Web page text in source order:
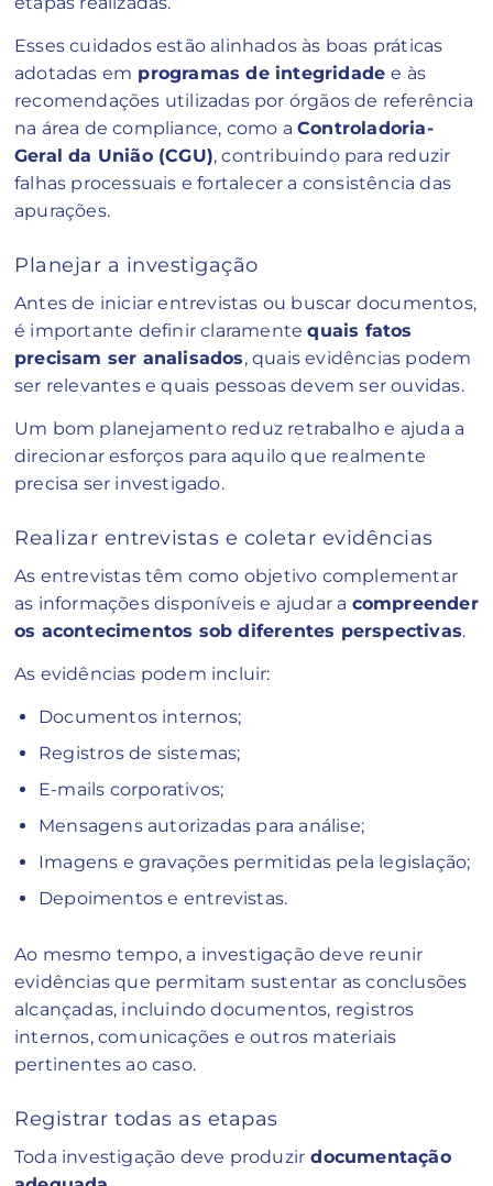
Esses cuidados estão alinhados às boas práticas
adotadas em programas de integridadee às
recomendações utilizadas por órgãos de referência
na área de compliance, como a Controladoria-
Geral da União (CGU), contribuindo para reduzir
falhas processuais e fortalecer a consistência das
apurações.
Planejar a investigação
Antes de iniciar entrevistas ou buscar documentos,
é importante definir claramentequais fatos
precisam ser analisados, quais evidências podem
ser relevantes e quais pessoas devem ser ouvidas.
Um bom planejamento reduz retrabalho e ajuda a
direcionar esforços para aquilo que realmente
precisa ser investigado.
Realizar entrevistas e coletar evidências
As entrevistas têm como objetivo complementar
as informações disponíveis e ajudar a compreender
os acontecimentos sob diferentes perspectivas.
As evidências podem incluir:
Documentos internos;
Registros de sistemas;
E-mails corporativos;
Mensagens autorizadas para análise;
Imagens e gravações permitidas pela legislação;
Depoimentos e entrevistas.
Ao mesmo tempo, a investigação deve reunir
evidências que permitam sustentar as conclusões
alcançadas, incluindo documentos, registros
internos, comunicações e outros materiais
pertinentes ao caso.
Registrar todas as etapas
Toda investigação deve produzir documentação